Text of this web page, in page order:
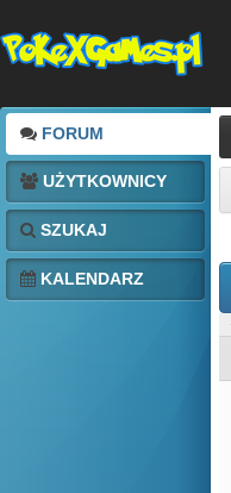
FORUM
UŻYTKOWNICY
SZUKAJ
KALENDARZ